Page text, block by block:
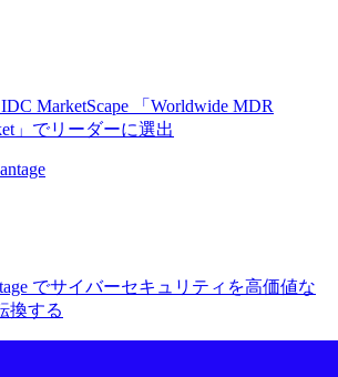
MarketScape 「Worldwide MDR
」でリーダーに選出
でサイバーセキュリティを高価値な
換する